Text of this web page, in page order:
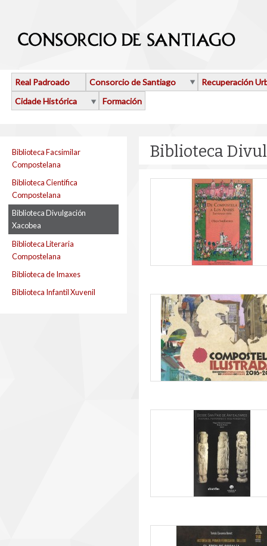
Real Padroado Consorcio de Santiago
Recuperación
Cidade Histórica
Formación
Biblioteca Facsimilar
Compostelana
Biblioteca Cientifica
Compostelana
Biblioteca Divulgación
Xacobea
Biblioteca Literaria
Compostelana
Biblioteca de Imaxes
Biblioteca Infantil Xuvenil
Biblioteca